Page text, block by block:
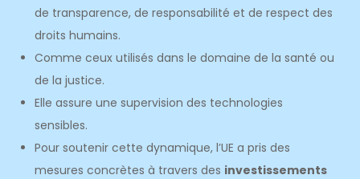
de transparence, de responsabilité et de respect des
droits humains.
Comme ceux utilisés dans le domaine de la santé ou
de la justice.
Elle assure une supervision des technologies
sensibles.
Pour soutenir cette dynamique, l’UE a pris des
mesures concrètes à travers des investissements